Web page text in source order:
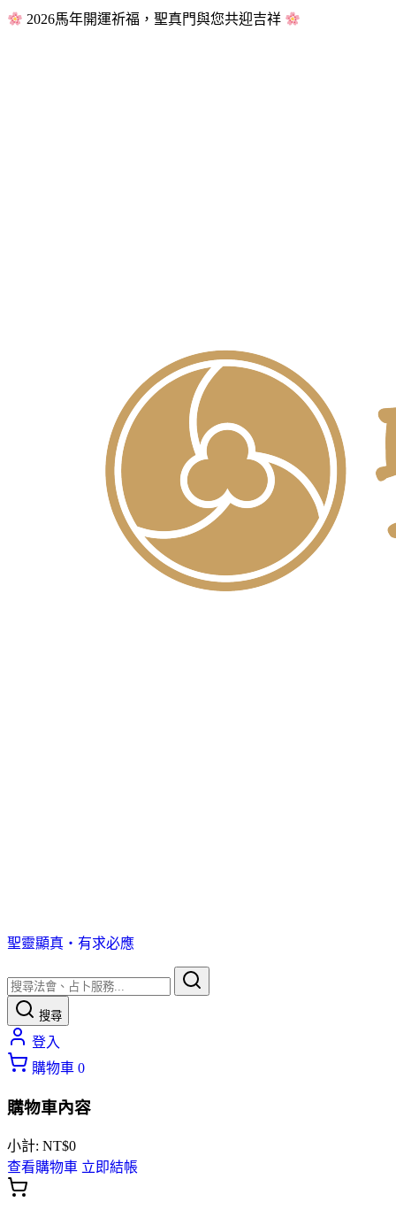
2026馬年開運祈福，聖真門與您共迎吉祥
聖靈顯真・有求必應
搜尋
登入
購物車 0
購物車內容
小計: NT$0
查看購物車 立即結帳